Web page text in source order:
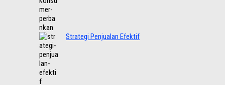
Strategi Penjualan Efektif